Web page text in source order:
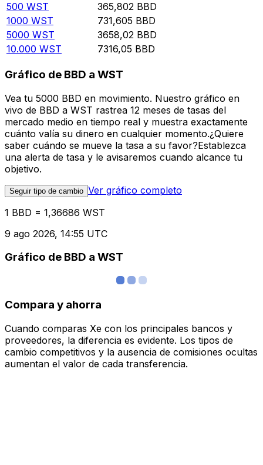
500 WST 365,802 BBD
1000 WST 731,605 BBD
5000 WST 3658,02 BBD
10.000 WST 7316,05 BBD
Gráfico de BBD a WST
Vea tu 5000 BBD en movimiento. Nuestro gráfico en
vivo de BBD a WST rastrea 12 meses de tasas del
mercado medio en tiempo real y muestra exactamente
cuánto valía su dinero en cualquier momento.¿Quiere
saber cuándo se mueve la tasa a su favor?Establezca
una alerta de tasa y le avisaremos cuando alcance tu
objetivo.
Seguir tipo de cambio Ver gráfico completo
1 BBD = 1,36686 WST
9 ago 2026, 14:55 UTC
Gráfico de BBD a WST
Compara y ahorra
Cuando comparas Xe con los principales bancos y
proveedores, la diferencia es evidente. Los tipos de
cambio competitivos y la ausencia de comisiones ocultas
aumentan el valor de cada transferencia.